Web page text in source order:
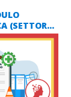
(SETTORE
ACCORDO
16 ORE